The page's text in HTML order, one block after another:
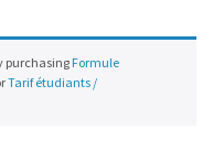
purchasing Formule
Tarif étudiants /